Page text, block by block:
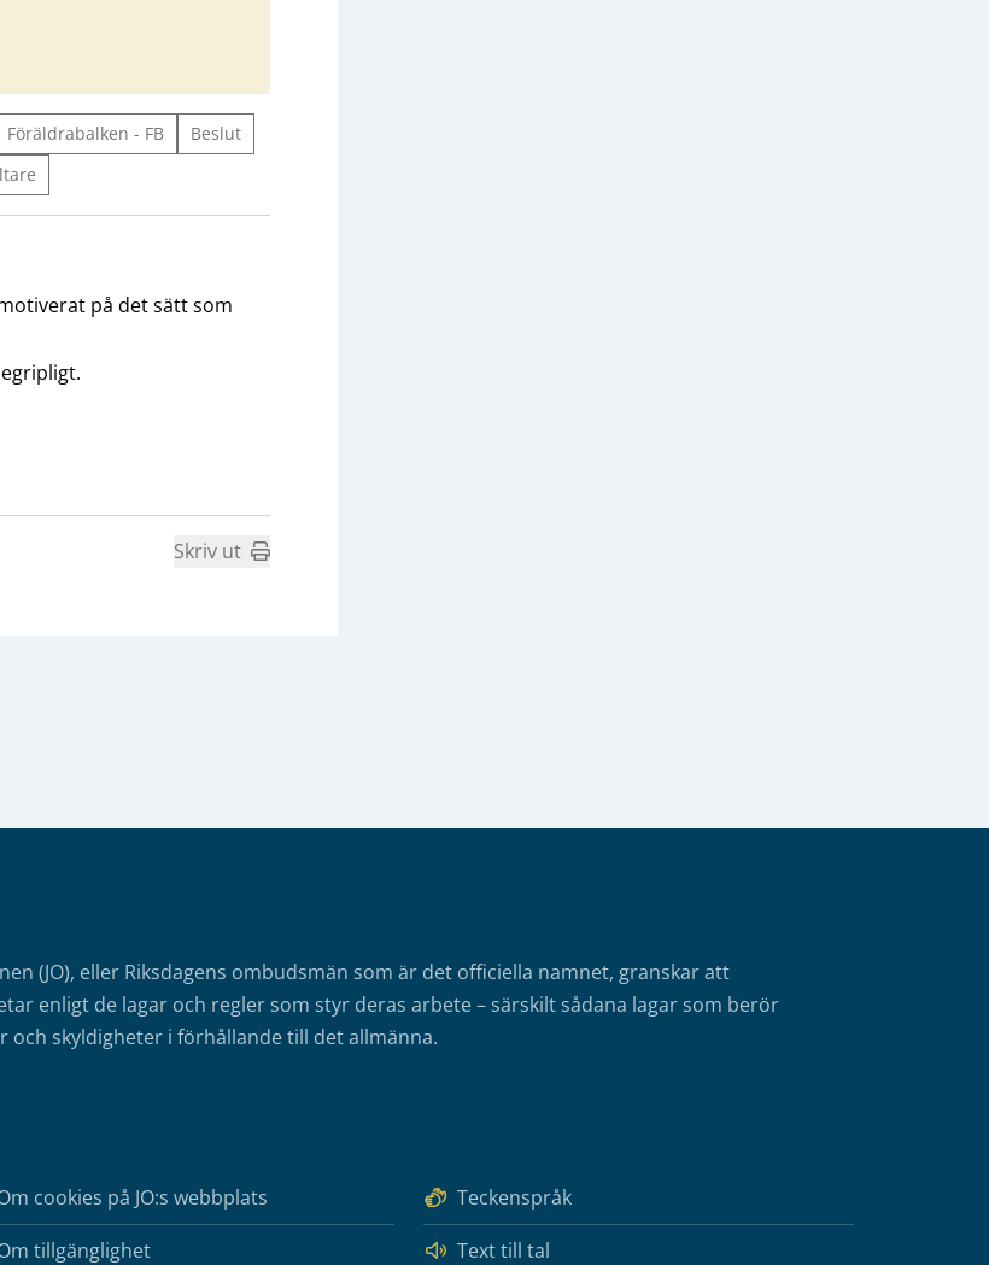
Föräldrabalken - FB
Beslut
på det sätt som
Skriv ut
(JO), eller Riksdagens ombudsmän som är det officiella namnet, granskar att
enligt de lagar och regler som styr deras arbete – särskilt sådana lagar som berör
och skyldigheter i förhållande till det allmänna.
cookies på JO:s webbplats
Teckenspråk
tillgänglighet
Text till tal